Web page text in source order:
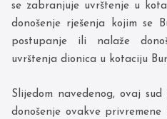
se zabranjuje uvrštenje u
donošenje rješenja kojim se
postupanje ili nalaže
uvrštenja dionica u kotaciju
Slijedom navedenog, ovaj
donošenje ovakve